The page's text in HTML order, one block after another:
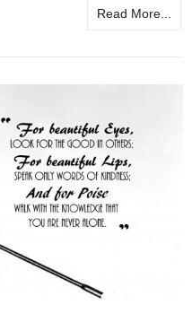
Read More...